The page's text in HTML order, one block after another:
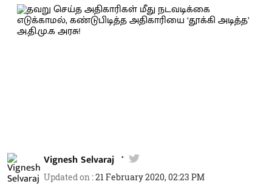
Vignesh Selvaraj
Updated on :21 February 2020, 02:23 PM